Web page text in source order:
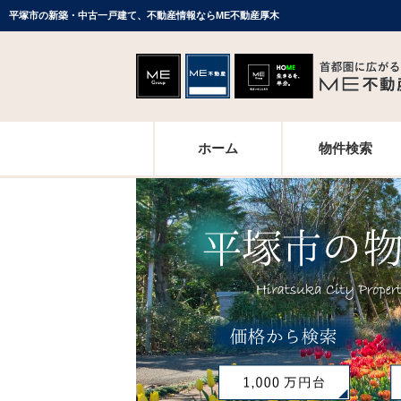
平塚市の新築・中古一戸建て、不動産情報ならME不動産厚木
ホーム 物件検索